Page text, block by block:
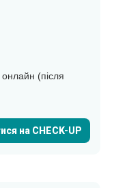
(після
на CHECK-UP